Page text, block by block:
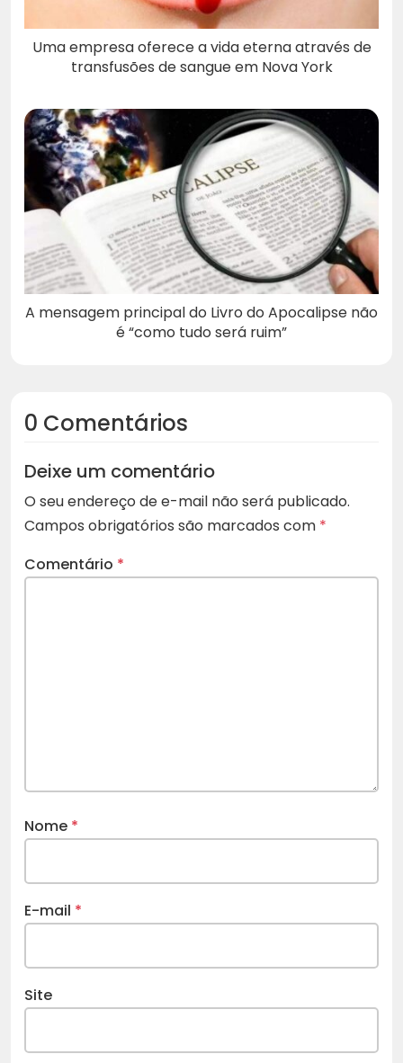
Uma empresa oferece a vida eterna através de
transfusões de sangue em Nova York
A mensagem principal do Livro do Apocalipse não
é “como tudo será ruim”
0 Comentários
Deixe um comentário
O seu endereço de e-mail não será publicado.
Campos obrigatórios são marcados com *
Comentário *
Nome *
E-mail *
Site